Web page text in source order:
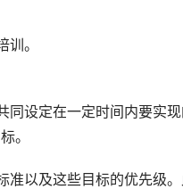
。
同设定在一定时间内要实
。
以及这些目标的优先级